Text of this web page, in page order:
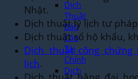
Dịch
Thuật
Báo
Cáo
Tài
Chính
Dịch
Nhật.
Dịch thuật lý lịch tư
Dịch thuật sổ hộ khẩu,
Dịch thuật công
lịch.